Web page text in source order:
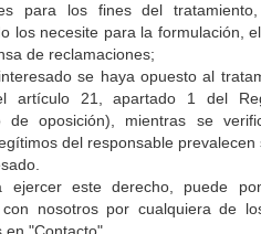
para los fines del
los necesite para la formulación,
de reclamaciones;
se haya opuesto al
artículo 21, apartado 1 del
de oposición), mientras se
del responsable prevalecen
ejercer este derecho, puede
con nosotros por cualquiera de